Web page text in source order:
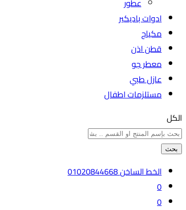
ادوات باديكير
مكياج
قطن اذن
معطر جو
عازل طبي
مستلزمات اطفال
الكل
بحث
الخط الساخن01020844668
0
0